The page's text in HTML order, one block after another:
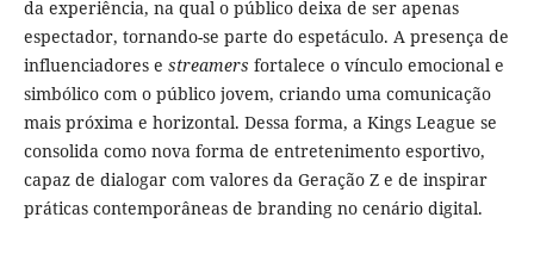
da experiência, na qual o público deixa de ser apenas
espectador, tornando-se parte do espetáculo. A presença de
influenciadores e streamers fortalece o vínculo emocional e
simbólico com o público jovem, criando uma comunicação
mais próxima e horizontal. Dessa forma, a Kings League se
consolida como nova forma de entretenimento esportivo,
capaz de dialogar com valores da Geração Z e de inspirar
práticas contemporâneas de branding no cenário digital.